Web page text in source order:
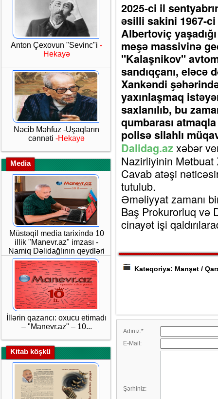
Anton Çexovun "Sevinc"i -
Hekayə
Nəcib Məhfuz -Uşaqların
cənnəti -Hekayə
Media
Müstəqil media tarixində 10
illik "Manevr.az" imzası -
Namiq Dəlidağlının qeydləri
İllərin qazancı: oxucu etimadı
– "Manevr.az" – 10...
Kitab köşkü
2025-ci il
əsilli sakini 1967-
Albertoviç
meşə massivinə
"Kalaşnikov"
sandıqçanı, eləcə
Xankəndi
yaxınlaşmaq
saxlanılıb, bu
qumbarası
polisə silahlı
Dalidag.az xəbər
Nazirliyinin
Cavab atəşi
tutulub.
Əməliyyat zamanı
Baş Prokurorluq və
cinayət işi
Kateqoriya: Manşet /
Adınız:*
E-Mail:
Şərhiniz: